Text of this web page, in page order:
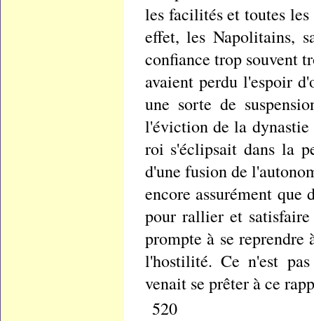
les facilités et toutes
effet, les Napolitains,
confiance trop souvent
avaient perdu l'espoir
une sorte de
l'éviction de la dynastie
roi s'éclipsait dans la
d'une fusion de
encore assurément
pour rallier et
prompte à se reprendre
l'hostilité. Ce n'est
venait se prêter à ce
520